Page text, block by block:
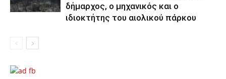
δήμαρχος, ο μηχανικός και ο
ιδιοκτήτης του αιολικού πάρκου